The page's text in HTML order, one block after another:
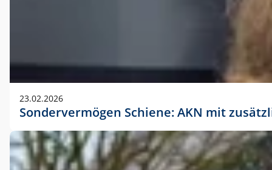
23.02.2026
Sondervermögen Schiene: AKN mit